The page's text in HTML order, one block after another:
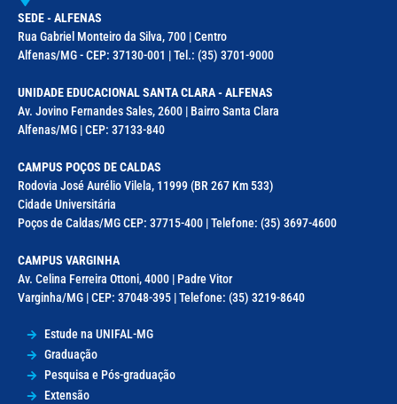
SEDE - ALFENAS
Rua Gabriel Monteiro da Silva, 700 | Centro
Alfenas/MG - CEP: 37130-001 | Tel.: (35) 3701-9000
UNIDADE EDUCACIONAL SANTA CLARA - ALFENAS
Av. Jovino Fernandes Sales, 2600 | Bairro Santa Clara
Alfenas/MG | CEP: 37133-840
CAMPUS POÇOS DE CALDAS
Rodovia José Aurélio Vilela, 11999 (BR 267 Km 533)
Cidade Universitária
Poços de Caldas/MG CEP: 37715-400 | Telefone: (35) 3697-4600
CAMPUS VARGINHA
Av. Celina Ferreira Ottoni, 4000 | Padre Vitor
Varginha/MG | CEP: 37048-395 | Telefone: (35) 3219-8640
Estude na UNIFAL-MG
Graduação
Pesquisa e Pós-graduação
Extensão